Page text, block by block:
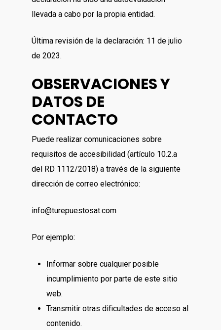
llevada a cabo por la propia entidad.
Última revisión de la declaración: 11 de julio
de 2023.
OBSERVACIONES Y
DATOS DE
CONTACTO
Puede realizar comunicaciones sobre
requisitos de accesibilidad (artículo 10.2.a
del RD 1112/2018) a través de la siguiente
dirección de correo electrónico:
info@turepuestosat.com
Por ejemplo:
Informar sobre cualquier posible
incumplimiento por parte de este sitio
web.
Transmitir otras dificultades de acceso al
contenido.